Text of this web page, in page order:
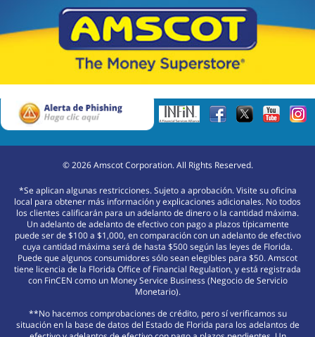
©2026Amscot Corporation. All Rights Reserved.
*Se aplican algunas restricciones. Sujeto a aprobación. Visite su oficina
local para obtener más información y explicaciones adicionales. No todos
los clientes calificarán para un adelanto de dinero o la cantidad máxima.
Un adelanto de adelanto de efectivo con pago a plazos típicamente
puede ser de $100 a $1,000, en comparación con un adelanto de efectivo
cuya cantidad máxima será de hasta $500 según las leyes de Florida.
Puede que algunos consumidores sólo sean elegibles para $50. Amscot
tiene licencia de la Florida Office of Financial Regulation, y está registrada
con FinCEN como un Money Service Business (Negocio de Servicio
Monetario).
**No hacemos comprobaciones de crédito, pero sí verificamos su
situación en la base de datos del Estado de Florida para los adelantos de